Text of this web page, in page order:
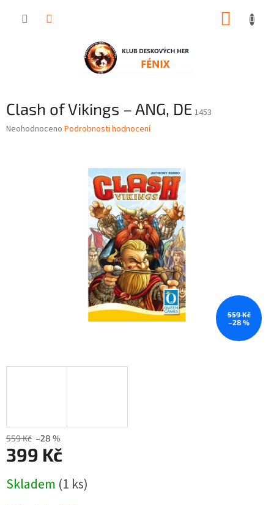
Clash of Vikings – ANG, DE 1453
Průměrné
Neohodnoceno Podrobnosti hodnocení
559 Kč
–28 %
559 Kč –28 %
399 Kč
cena:
Skladem (1 ks)